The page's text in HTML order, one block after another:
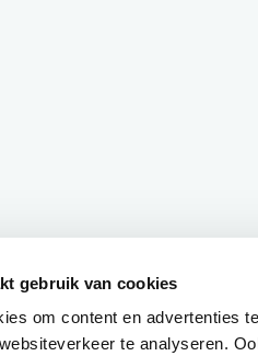
gebruik van cookies
om content en advertenties
te analyseren.